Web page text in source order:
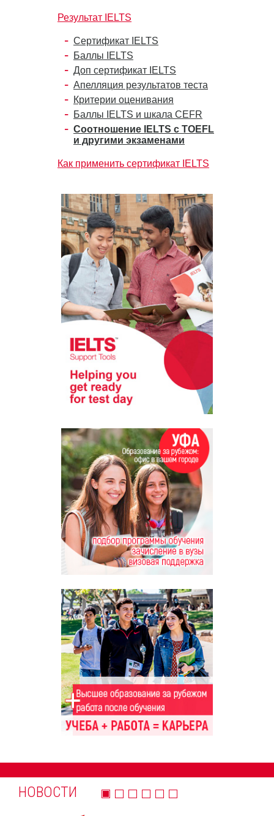
Результат IELTS
Сертификат IELTS
Баллы IELTS
Доп сертификат IELTS
Апелляция результатов теста
Критерии оценивания
Баллы IELTS и шкала CEFR
Соотношение IELTS с TOEFL
и другими экзаменами
Как применить сертификат IELTS
НОВОСТИ